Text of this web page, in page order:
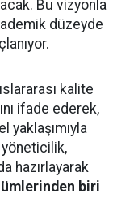
Bu vizyonla
düzeyde
kalite
ifade ederek,
yaklaşımıyla
hazırlayarak
biri